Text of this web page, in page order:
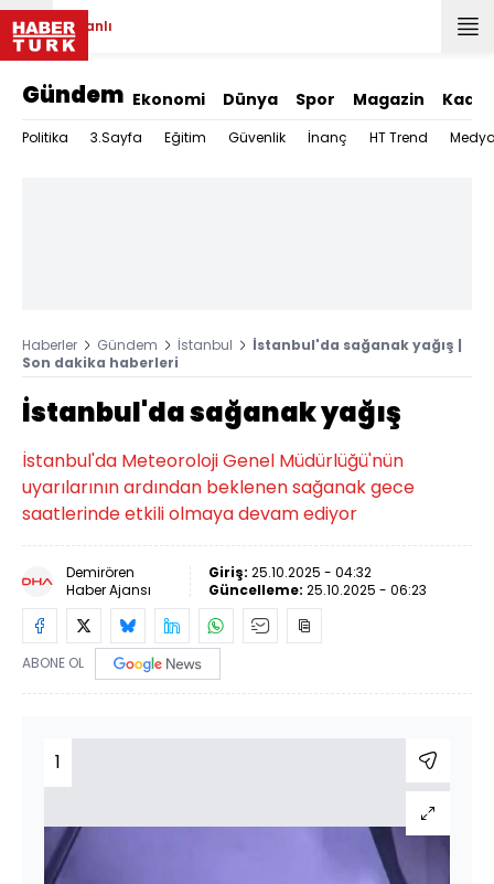
Canlı
Gündem Ekonomi Dünya Spor Magazin Kadın
Politika 3.Sayfa Eğitim Güvenlik İnanç HT Trend
Haberler Gündem İstanbul
İstanbul'da sağanak yağış |
Son dakika haberleri
İstanbul'da sağanak yağış
İstanbul'da Meteoroloji Genel Müdürlüğü'nün
uyarılarının ardından beklenen sağanak gece
saatlerinde etkili olmaya devam ediyor
Demirören
Haber Ajansı
Giriş: 25.10.2025 - 04:32
Güncelleme: 25.10.2025 - 06:23
ABONE OL
1